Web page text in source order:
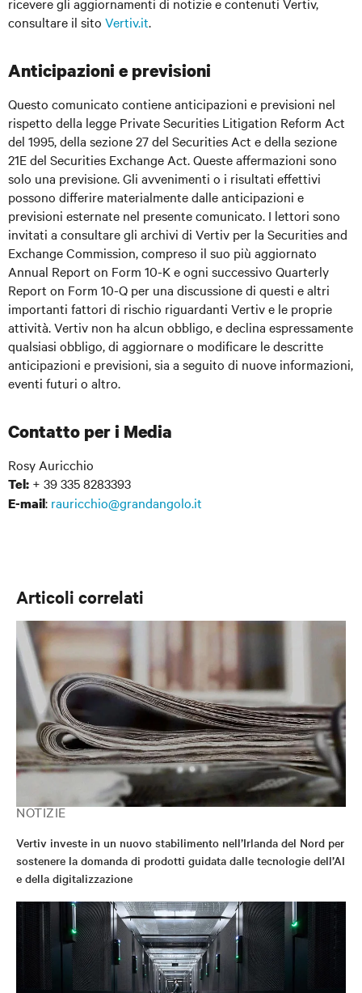
consultare il sito Vertiv.it.
Anticipazioni e previsioni
Questo comunicato contiene anticipazioni e previsioni nel
rispetto della legge Private Securities Litigation Reform Act
del 1995, della sezione 27 del Securities Act e della sezione
21E del Securities Exchange Act. Queste affermazioni sono
solo una previsione. Gli avvenimenti o i risultati effettivi
possono differire materialmente dalle anticipazioni e
previsioni esternate nel presente comunicato. I lettori sono
invitati a consultare gli archivi di Vertiv per la Securities and
Exchange Commission, compreso il suo più aggiornato
Annual Report on Form 10-K e ogni successivo Quarterly
Report on Form 10-Q per una discussione di questi e altri
importanti fattori di rischio riguardanti Vertiv e le proprie
attività. Vertiv non ha alcun obbligo, e declina espressamente
qualsiasi obbligo, di aggiornare o modificare le descritte
anticipazioni e previsioni, sia a seguito di nuove informazioni,
eventi futuri o altro.
Contatto per i Media
Rosy Auricchio
Tel: + 39 335 8283393
E-mail: rauricchio@grandangolo.it
Articoli correlati
NOTIZIE
Vertiv investe in un nuovo stabilimento nell’Irlanda del Nord per
sostenere la domanda di prodotti guidata dalle tecnologie dell’AI
e della digitalizzazione